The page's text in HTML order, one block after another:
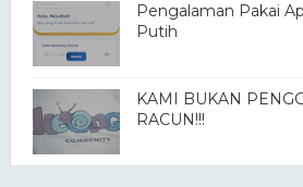
Pengalaman Pakai
Putih
KAMI BUKAN
RACUN!!!